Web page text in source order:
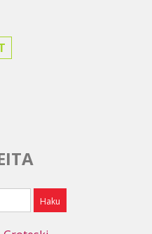
Haku